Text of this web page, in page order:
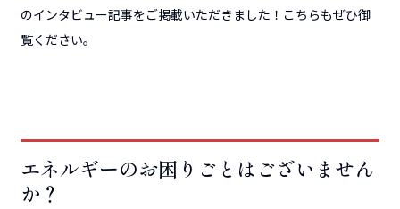
のインタビュー記事をご掲載いただきました！こちらもぜひ御
覧ください。
エネルギーのお困りごとはございません
か？